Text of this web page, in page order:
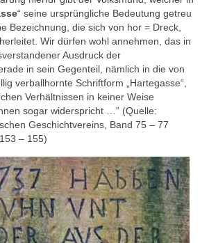
“ seine ursprüngliche Bedeutung getreu
Bezeichnung, die sich von hor = Dreck,
Wir dürfen wohl annehmen, das in
Ausdruck der
in sein Gegenteil, nämlich in die von
verballhornte Schriftform „Hartegasse“,
Verhältnissen in keiner Weise
sogar widerspricht …“ (Quelle:
Geschichtvereins, Band 75 – 77
– 155)